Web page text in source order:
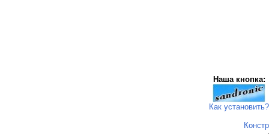
Наша кнопка:
Как установить?